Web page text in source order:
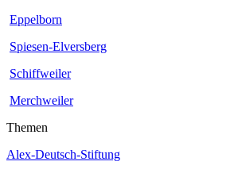
Eppelborn
Spiesen-Elversberg
Schiffweiler
Merchweiler
Themen
Alex-Deutsch-Stiftung